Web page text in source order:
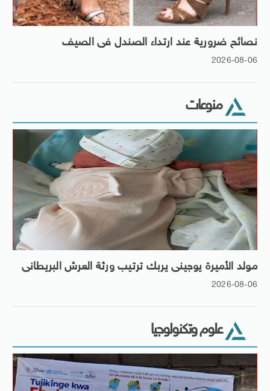
نصائح ضرورية عند ارتداء الصندل فى الصيف
2026-08-06
منوعات
مولد الأميرة يوجينى يربك ترتيب ورثة العرش البريطانى
2026-08-06
علوم وتكنولوجيا